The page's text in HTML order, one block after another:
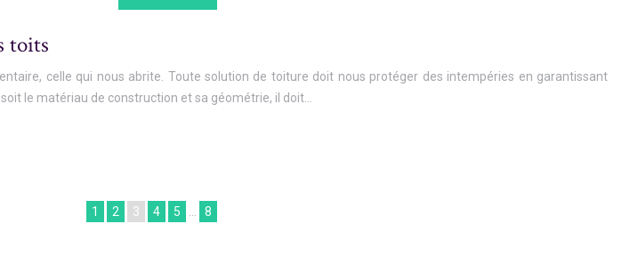
toits
celle qui nous abrite. Toute solution de toiture doit nous protéger des intempéries en garantissant
le matériau de construction et sa géométrie, il doit…
1 2 3 4 5 8